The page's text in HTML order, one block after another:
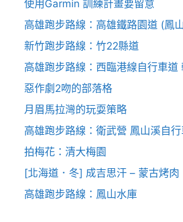
使用Garmin 訓練計畫要留意
高雄跑步路線：高雄鐵路園道 (鳳
新竹跑步路線：竹22縣道
高雄跑步路線：西臨港線自行車道
惡作劇2吻的部落格
月眉馬拉灣的玩耍策略
高雄跑步路線：衛武營 鳳山溪自
拍梅花：清大梅園
[北海道．冬] 成吉思汗 – 蒙古烤肉
高雄跑步路線：鳳山水庫